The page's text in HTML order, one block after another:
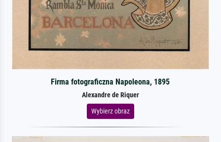
Firma fotograficzna Napoleona, 1895
Alexandre de Riquer
Wybierz obraz